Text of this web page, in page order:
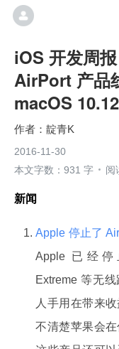
iOS 开发周
AirPort 产品
macOS
靛青K
2016-11-30
本文字数：931 字
阅
新闻
Apple 停止了
Apple 已经停
Extreme 等无
人手用在带来
不清楚苹果会